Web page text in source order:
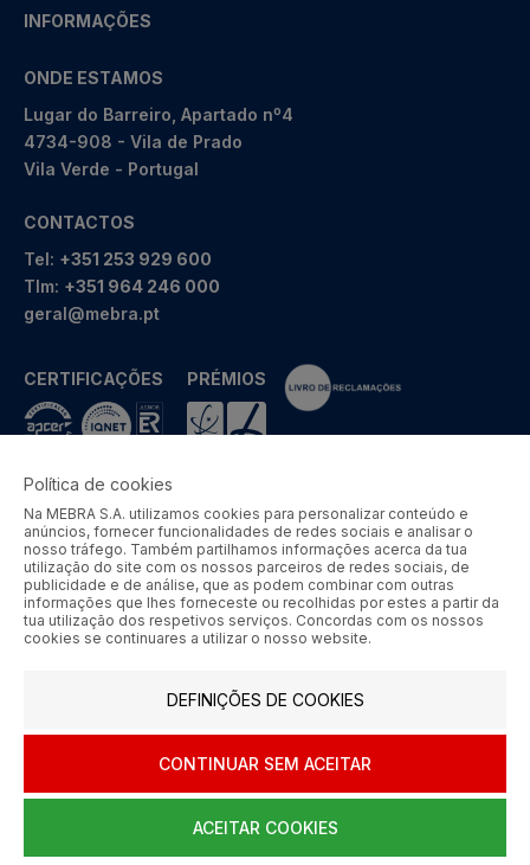
INFORMAÇÕES
ONDE ESTAMOS
Lugar do Barreiro, Apartado nº4
4734-908 - Vila de Prado
Vila Verde - Portugal
CONTACTOS
Tel: +351 253 929 600
Tlm: +351 964 246 000
geral@mebra.pt
CERTIFICAÇÕES PRÉMIOS
MEBRA - Comércio por Grosso de Metais e Acessórios de Braga
S.A. © 2026 Todos os direitos reservados.
Aos preços apresentados acresce IVA à taxa em vigor.
SIGA-NOS
HOME AJUDA MENU CARRINHO CONTA
Política de cookies
Na MEBRA S.A. utilizamos cookies para personalizar conteúdo e
anúncios, fornecer funcionalidades de redes sociais e analisar o
nosso tráfego. Também partilhamos informações acerca da tua
utilização do site com os nossos parceiros de redes sociais, de
publicidade e de análise, que as podem combinar com outras
informações que lhes forneceste ou recolhidas por estes a partir da
tua utilização dos respetivos serviços. Concordas com os nossos
cookies se continuares a utilizar o nosso website.
DEFINIÇÕES DE COOKIES
CONTINUAR SEM ACEITAR
ACEITAR COOKIES